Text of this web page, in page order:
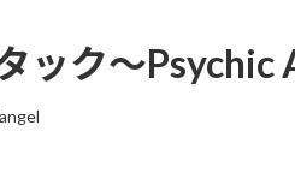
ック～Psychic